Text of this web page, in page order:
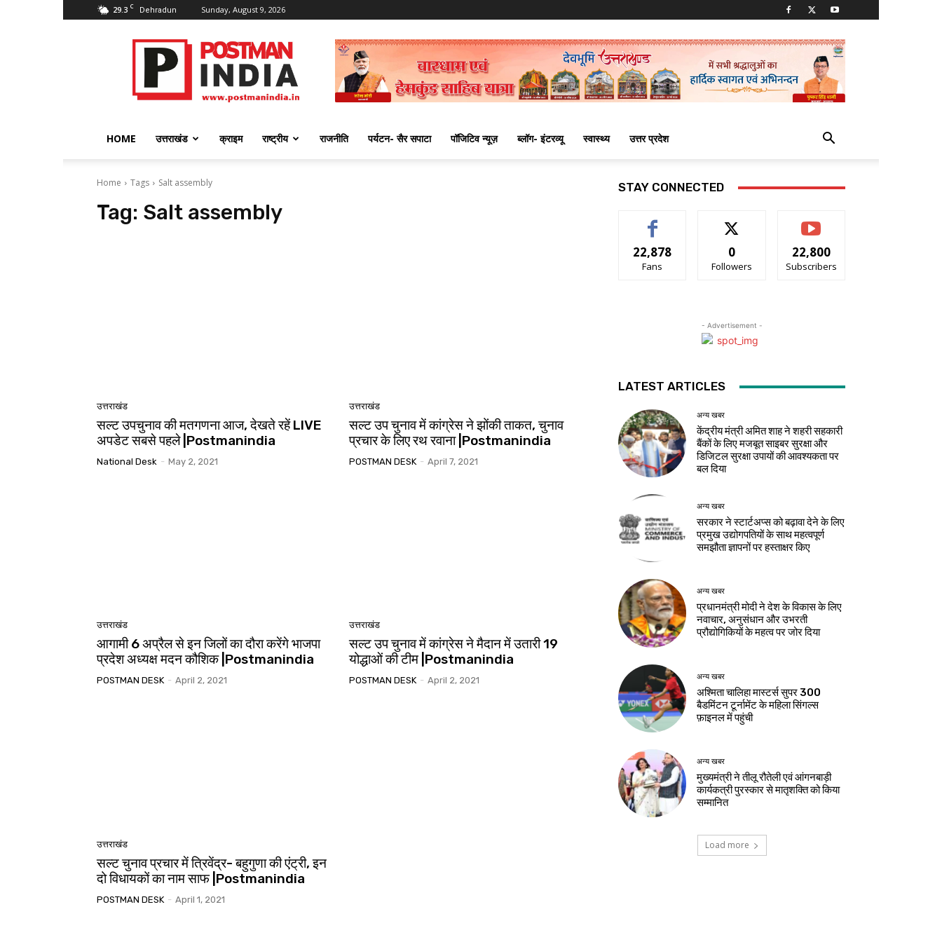
29.3 C Dehradun Sunday, August 9, 2026
PostmanIndia
HOME उत्तराखंड क्राइम राष्ट्रीय राजनीति पर्यटन- सैर सपाटा पॉजिटिव न्यूज़ ब्लॉग- इंटरव्यू स्वास्थ्य उत्तर प्रदेश
Home Tags Salt assembly
Tag: Salt assembly
उत्तराखंड
सल्ट उपचुनाव की मतगणना आज, देखते रहें LIVE
अपडेट सबसे पहले |Postmanindia
National Desk - May 2, 2021
उत्तराखंड
सल्ट उप चुनाव में कांग्रेस ने झोंकी ताकत, चुनाव
प्रचार के लिए रथ रवाना |Postmanindia
POSTMAN DESK - April 7, 2021
उत्तराखंड
आगामी 6 अप्रैल से इन जिलों का दौरा करेंगे भाजपा
प्रदेश अध्यक्ष मदन कौशिक |Postmanindia
POSTMAN DESK - April 2, 2021
उत्तराखंड
सल्ट उप चुनाव में कांग्रेस ने मैदान में उतारी 19
योद्धाओं की टीम |Postmanindia
POSTMAN DESK - April 2, 2021
उत्तराखंड
सल्ट चुनाव प्रचार में त्रिवेंद्र- बहुगुणा की एंट्री, इन
दो विधायकों का नाम साफ |Postmanindia
POSTMAN DESK - April 1, 2021
STAY CONNECTED
22,878
Fans
0
Followers
22,800
Subscribers
- Advertisement -
LATEST ARTICLES
अन्य खबर
केंद्रीय मंत्री अमित शाह ने शहरी सहकारी
बैंकों के लिए मजबूत साइबर सुरक्षा और
डिजिटल सुरक्षा उपायों की आवश्यकता पर
बल दिया
अन्य खबर
सरकार ने स्टार्टअप्‍स को बढ़ावा देने के लिए
प्रमुख उद्योगपतियों के साथ महत्‍वपूर्ण
समझौता ज्ञापनों पर हस्‍ताक्षर किए
अन्य खबर
प्रधानमंत्री मोदी ने देश के विकास के लिए
नवाचार, अनुसंधान और उभरती
प्रौद्योगिकियों के महत्व पर जोर दिया
अन्य खबर
अश्मिता चालिहा मास्टर्स सुपर 300
बैडमिंटन टूर्नामेंट के महिला सिंगल्स
फ़ाइनल में पहुंची
अन्य खबर
मुख्यमंत्री ने तीलू रौतेली एवं आंगनबाड़ी
कार्यकत्री पुरस्कार से मातृशक्ति को किया
सम्मानित
Load more